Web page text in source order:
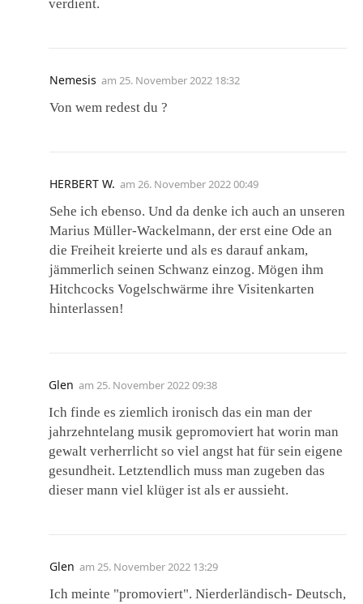
verdient.
Nemesis am 25. November 2022 18:32
Von wem redest du ?
HERBERT W. am 26. November 2022 00:49
Sehe ich ebenso. Und da denke ich auch an unseren
Marius Müller-Wackelmann, der erst eine Ode an
die Freiheit kreierte und als es darauf ankam,
jämmerlich seinen Schwanz einzog. Mögen ihm
Hitchcocks Vogelschwärme ihre Visitenkarten
hinterlassen!
Glen am 25. November 2022 09:38
Ich finde es ziemlich ironisch das ein man der
jahrzehntelang musik gepromoviert hat worin man
gewalt verherrlicht so viel angst hat für sein eigene
gesundheit. Letztendlich muss man zugeben das
dieser mann viel klüger ist als er aussieht.
Glen am 25. November 2022 13:29
Ich meinte "promoviert". Nierderländisch- Deutsch,